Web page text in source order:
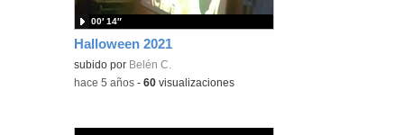
Halloween 2021
subido por Belén C.
00′ 14″
-hace 5 años -60 visualizaciones